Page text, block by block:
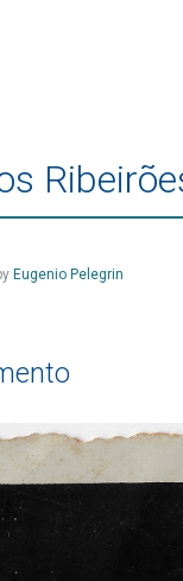
Eugenio Pelegrin